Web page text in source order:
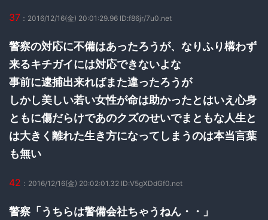
37 ：2016/12/16(金) 20:01:29.96 ID:f86jr/7u0.net
警察の対応に不備はあったろうが、なりふり構わず
来るキチガイには対応できないよな
事前に逮捕出来ればまた違ったろうが
しかし美しい若い女性が命は助かったとはいえ心身
ともに傷だらけであのクズのせいでまともな人生と
は大きく離れた生き方になってしまうのは本当言葉
も無い
42 ：2016/12/16(金) 20:02:01.32 ID:V5gXDdGf0.net
警察「うちらは警備会社ちゃうねん・・」